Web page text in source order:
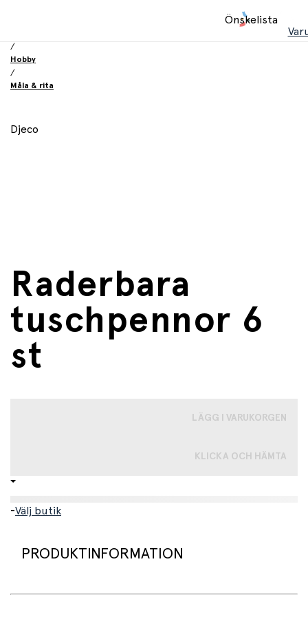
Önskelista
/
Hobby
/
Måla & rita
Djeco
Raderbara
tuschpennor 6
st
LÄGG I VARUKORGEN
KLICKA OCH HÄMTA
-Välj butik
PRODUKTINFORMATION